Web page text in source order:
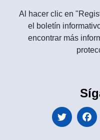
Al hacer clic en
el boletín
encontrar más